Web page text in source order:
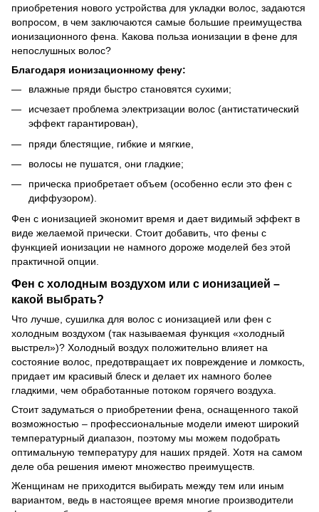
приобретения нового устройства для укладки волос, задаются
вопросом, в чем заключаются самые большие преимущества
ионизационного фена. Какова польза ионизации в фене для
непослушных волос?
Благодаря ионизационному фену:
влажные пряди быстро становятся сухими;
исчезает проблема электризации волос (антистатический
эффект гарантирован),
пряди блестящие, гибкие и мягкие,
волосы не пушатся, они гладкие;
прическа приобретает объем (особенно если это фен с
диффузором).
Фен с ионизацией экономит время и дает видимый эффект в
виде желаемой прически. Стоит добавить, что фены с
функцией ионизации не намного дороже моделей без этой
практичной опции.
Фен с холодным воздухом или с ионизацией –
какой выбрать?
Что лучше, сушилка для волос с ионизацией или фен с
холодным воздухом (так называемая функция «холодный
выстрел»)? Холодный воздух положительно влияет на
состояние волос, предотвращает их повреждение и ломкость,
придает им красивый блеск и делает их намного более
гладкими, чем обработанные потоком горячего воздуха.
Стоит задуматься о приобретении фена, оснащенного такой
возможностью – профессиональные модели имеют широкий
температурный диапазон, поэтому мы можем подобрать
оптимальную температуру для наших прядей. Хотя на самом
деле оба решения имеют множество преимуществ.
Женщинам не приходится выбирать между тем или иным
вариантом, ведь в настоящее время многие производители